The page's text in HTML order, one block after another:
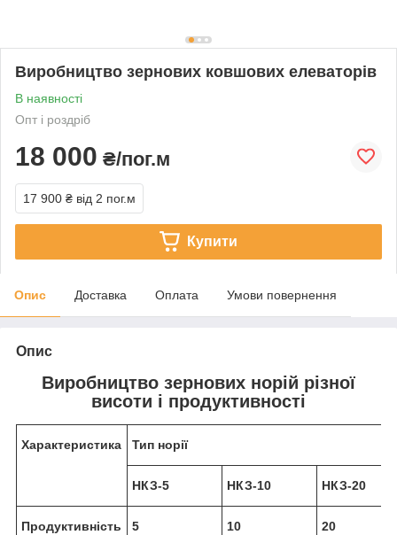
Виробництво зернових ковшових елеваторів
В наявності
Опт і роздріб
18 000 ₴/пог.м
17 900 ₴ від 2 пог.м
Купити
Опис Доставка Оплата Умови повернення
Опис
Виробництво зернових норій різної
висоти і продуктивності
Характеристика Тип норії
НКЗ-5 НКЗ-10 НКЗ-20
Продуктивність
5 10 20